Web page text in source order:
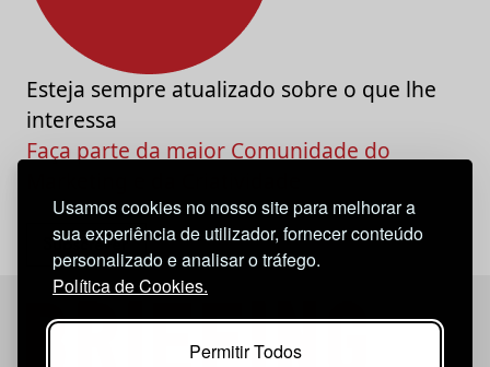
Usamos cookies no nosso site para melhorar a
sua experiência de utilizador, fornecer conteúdo
personalizado e analisar o tráfego.
Política de Cookies.
Permitir Todos
Esteja sempre atualizado sobre o que lhe
interessa
Faça parte da maior Comunidade do